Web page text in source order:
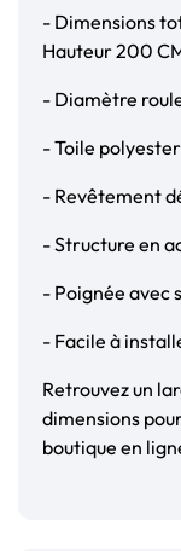
- Dimensions
Hauteur 200
- Diamètre
- Toile
- Revêtement
- Structure en
- Poignée avec
- Facile à
Retrouvez un
dimensions
boutique en